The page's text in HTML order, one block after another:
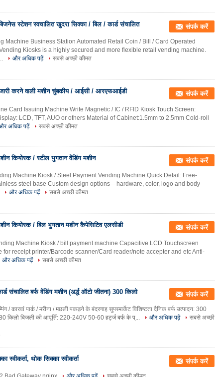
स्टेशन स्वचालित खुदरा सिक्का / बिल / कार्ड संचालित संपर्क करें
Machine Business Station Automated Retail Coin / Bill / Card Operated
Kiosks is a highly secured and more flexible retail vending machine.
और अधिक पढ़ें
सबसे अच्छी कीमत
जारी करने वाली मशीन चुंबकीय / आईसी / आरएफआईडी
संपर्क करें
Card Issuing Machine Write Magnetic / IC / RFID Kiosk Touch Screen:
LCD, TFT, AUO or others Material of Cabinet:1.5mm to 2.5mm Cold-roll
अधिक पढ़ें
सबसे अच्छी कीमत
कियोस्क / स्टील भुगतान वेंडिंग मशीन संपर्क करें
Machine Kiosk / Steel Payment Vending Machine Quick Detail: Free-
steel base Custom design options – hardware, color, logo and body
और अधिक पढ़ें
सबसे अच्छी कीमत
कियोस्क / बिल भुगतान मशीन कैपेसिटिव एलसीडी
संपर्क करें
Machine Kiosk / bill payment machine Capacitive LCD Touchscreen
for receipt printer/Barcode scanner/Card reader/note accepter and etc Anti-
और अधिक पढ़ें
सबसे अच्छी कीमत
संचालित बर्फ वेंडिंग मशीन (अर्द्ध ऑटो जीतना) 300 किलो संपर्क करें
/ कारवां पार्क / मरीना / मछली पकड़ने के बंदरगाह सुपरमार्केट विशिष्टता दैनिक बर्फ उत्पादन: 300
किलो बिजली की आपूर्ति: 220-240V 50-60 हर्ट्ज बर्फ के प्...
और अधिक पढ़ें
सबसे अच्छी
स्वीकर्ता, थोक सिक्का स्वीकर्ता संपर्क करें